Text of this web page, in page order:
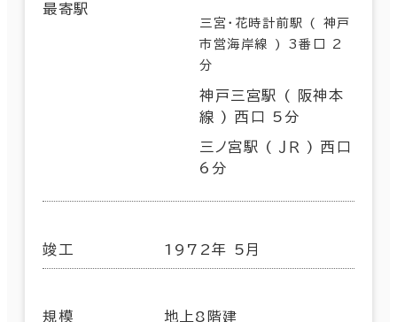
最寄駅
三宮・花時計前駅 ( 神戸
市営海岸線 ) 3番口 2
分
神戸三宮駅 ( 阪神本
線 ) 西口 5分
三ノ宮駅 ( ＪＲ ) 西口
6分
竣工 1972年 5月
規模 地上8階建